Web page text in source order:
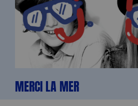
MERCI LA MER